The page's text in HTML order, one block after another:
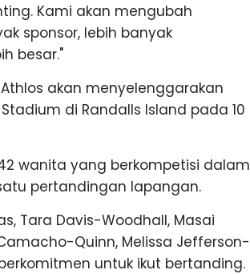
Kami akan mengubah
sponsor, lebih banyak
besar."
akan menyelenggarakan
di Randalls Island pada 10
wanita yang berkompetisi dalam
pertandingan lapangan.
Tara Davis-Woodhall, Masai
Quinn, Melissa Jefferson-
untuk ikut bertanding.